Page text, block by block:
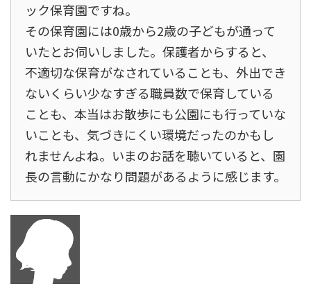
ック保育園ですね。
その保育園には0歳から2歳の子どもが通って
いたとお伺いしました。保護者からすると、
不適切な保育がなされていることも、外出でき
ないくらい少なすぎる職員数で保育している
ことも、本当はお散歩にも公園にも行っていな
いことも、気づきにくい環境だったのかもし
れませんよね。いまのお話を聴いていると、園
長の言動にかなり問題があるように感じます。